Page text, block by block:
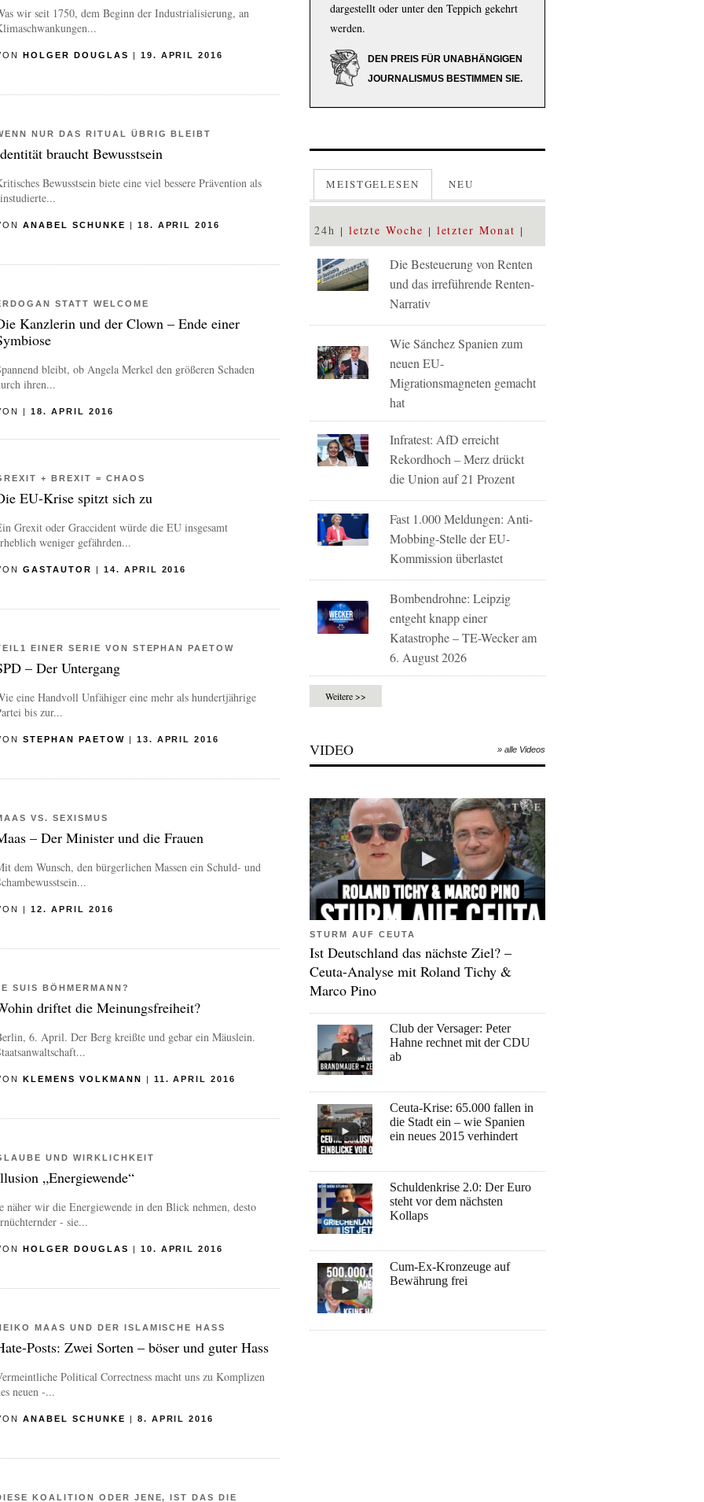
wir seit 1750, dem Beginn der Industrialisierung, an
HOLGER DOUGLAS | 19. APRIL 2016
NUR DAS RITUAL ÜBRIG BLEIBT
braucht Bewusstsein
Bewusstsein biete eine viel bessere Prävention als
ANABEL SCHUNKE | 18. APRIL 2016
STATT WELCOME
Kanzlerin und der Clown – Ende einer
bleibt, ob Angela Merkel den größeren Schaden
ihren...
| 18. APRIL 2016
+ BREXIT = CHAOS
EU-Krise spitzt sich zu
Grexit oder Graccident würde die EU insgesamt
weniger gefährden...
GASTAUTOR | 14. APRIL 2016
EINER SERIE VON STEPHAN PAETOW
– Der Untergang
eine Handvoll Unfähiger eine mehr als hundertjährige
bis zur...
STEPHAN PAETOW | 13. APRIL 2016
VS. SEXISMUS
– Der Minister und die Frauen
dem Wunsch, den bürgerlichen Massen ein Schuld- und
| 12. APRIL 2016
SUIS BÖHMERMANN?
driftet die Meinungsfreiheit?
6. April. Der Berg kreißte und gebar ein Mäuslein.
KLEMENS VOLKMANN | 11. APRIL 2016
UND WIRKLICHKEIT
„Energiewende“
näher wir die Energiewende in den Blick nehmen, desto
- sie...
HOLGER DOUGLAS | 10. APRIL 2016
MAAS UND DER ISLAMISCHE HASS
Posts: Zwei Sorten – böser und guter Hass
Political Correctness macht uns zu Komplizen
neuen -...
ANABEL SCHUNKE | 8. APRIL 2016
KOALITION ODER JENE, IST DAS DIE
dargestellt oder unter den Teppich gekehrt
werden.
DEN PREIS FÜR UNABHÄNGIGEN
JOURNALISMUS BESTIMMEN SIE.
MEISTGELESEN NEU
24h letzte Woche letzter Monat
Die Besteuerung von Renten
und das irreführende Renten-
Narrativ
Wie Sánchez Spanien zum
neuen EU-
Migrationsmagneten gemacht
hat
Infratest: AfD erreicht
Rekordhoch – Merz drückt
die Union auf 21 Prozent
Fast 1.000 Meldungen: Anti-
Mobbing-Stelle der EU-
Kommission überlastet
Bombendrohne: Leipzig
entgeht knapp einer
Katastrophe – TE-Wecker am
6. August 2026
Weitere >>
VIDEO » alle Videos
STURM AUF CEUTA
Ist Deutschland das nächste Ziel? –
Ceuta-Analyse mit Roland Tichy &
Marco Pino
Club der Versager: Peter
Hahne rechnet mit der CDU
ab
Ceuta-Krise: 65.000 fallen in
die Stadt ein – wie Spanien
ein neues 2015 verhindert
Schuldenkrise 2.0: Der Euro
steht vor dem nächsten
Kollaps
Cum-Ex-Kronzeuge auf
Bewährung frei